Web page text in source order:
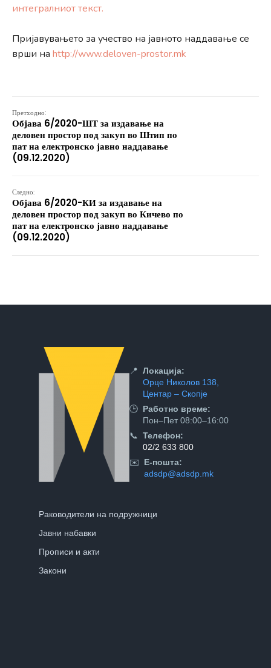
интегралниот текст.
Пријавувањето за учество на јавното наддавање се
врши на http://www.deloven-prostor.mk
Претходно:
Објава 6/2020-ШТ за издавање на
деловен простор под закуп во Штип по
пат на електронско јавно наддавање
(09.12.2020)
Следно:
Објава 6/2020-КИ за издавање на
деловен простор под закуп во Кичево по
пат на електронско јавно наддавање
(09.12.2020)
📍 Локација:
Орце Николов 138,
Центар – Скопје
🕒 Работно време:
Пон–Пет 08:00–16:00
📞 Телефон:
02/2 633 800
✉️
Е-пошта:
adsdp@adsdp.mk
Раководители на подружници
Јавни набавки
Прописи и акти
Закони